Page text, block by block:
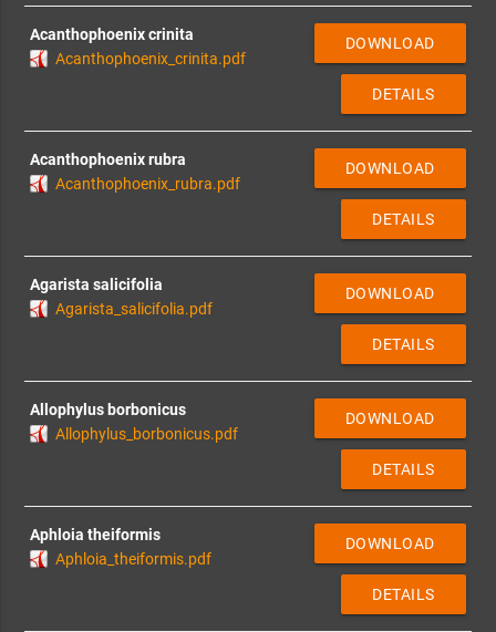
Acanthophoenix crinita
Acanthophoenix_crinita.pdf
DOWNLOAD
DETAILS
Acanthophoenix rubra
Acanthophoenix_rubra.pdf
DOWNLOAD
DETAILS
Agarista salicifolia
Agarista_salicifolia.pdf
DOWNLOAD
DETAILS
Allophylus borbonicus
Allophylus_borbonicus.pdf
DOWNLOAD
DETAILS
Aphloia theiformis
Aphloia_theiformis.pdf
DOWNLOAD
DETAILS